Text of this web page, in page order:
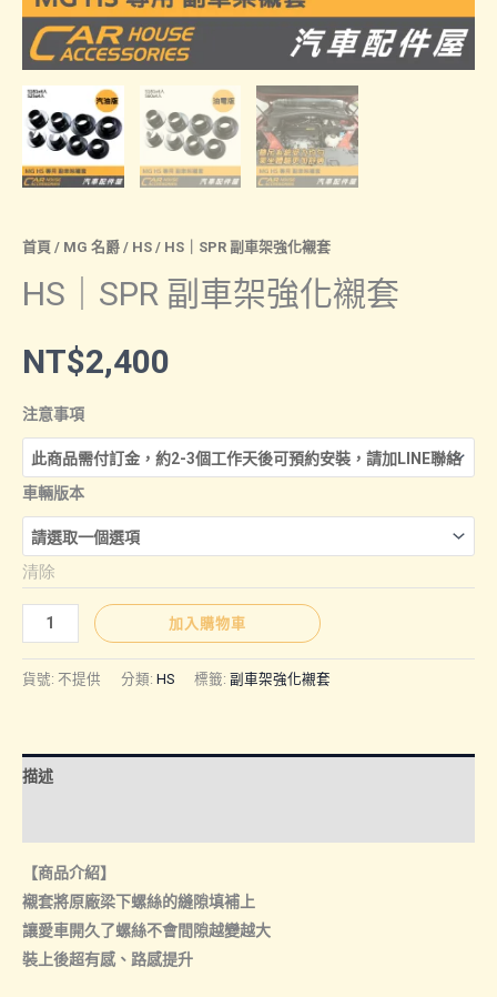
首頁 / MG 名爵 / HS / HS｜SPR 副車架強化襯套
HS｜SPR 副車架強化襯套
NT$2,400
注意事項
車輛版本
清除
｜
SPR
架
強
襯
套
數
量
加入購物車
貨號: 不提供 分類: HS 標籤: 副車架強化襯套
描述
【商品介紹】
襯套將原廠梁下螺絲的縫隙填補上
讓愛車開久了螺絲不會間隙越變越大
裝上後超有感、路感提升